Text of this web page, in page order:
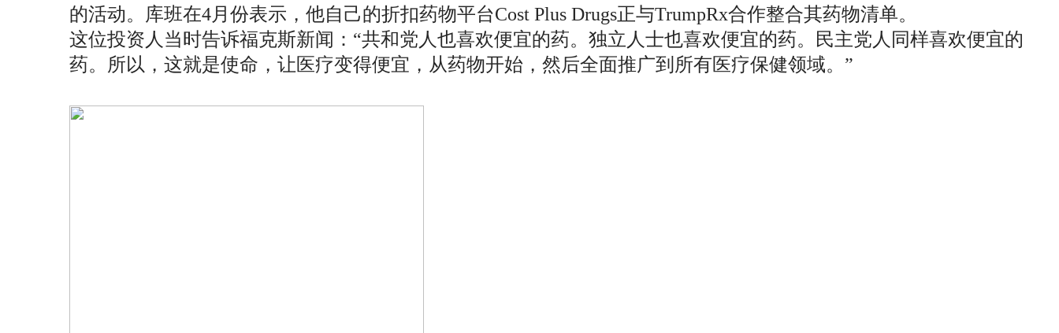
的活动。库班在4月份表示，他自己的折扣药物平台Cost Plus Drugs正与TrumpRx合作整合其药物清单。
这位投资人当时告诉福克斯新闻：“共和党人也喜欢便宜的药。独立人士也喜欢便宜的药。民主党人同样喜欢便宜的
药。所以，这就是使命，让医疗变得便宜，从药物开始，然后全面推广到所有医疗保健领域。”